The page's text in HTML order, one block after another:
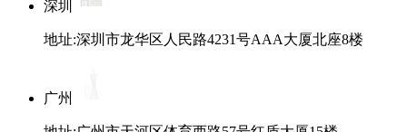
深圳
地址:深圳市龙华区人民路4231号AAA大厦北座8楼
广州